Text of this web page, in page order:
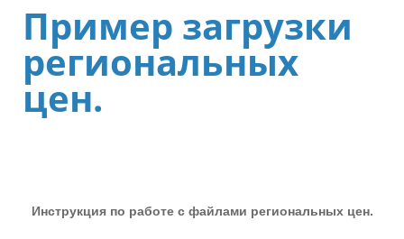
Пример загрузки
региональных
цен.
Инструкция по работе с файлами региональных цен.